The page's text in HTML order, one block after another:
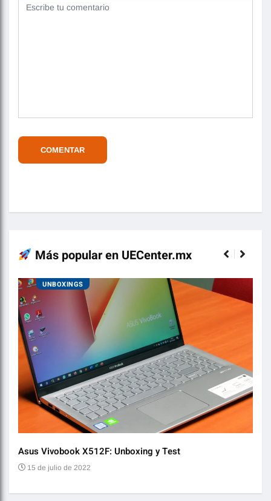
Más popular en UECenter.mx
UNBOXINGS
Asus Vivobook X512F: Unboxing y Test
15 de julio de 2022